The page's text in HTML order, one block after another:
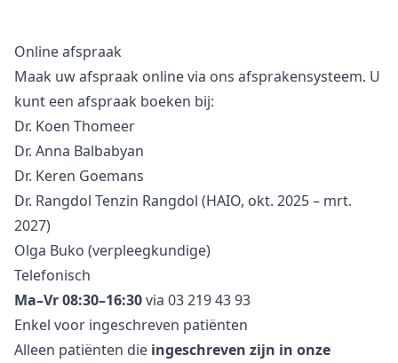
Online afspraak
Maak uw afspraak online via ons afsprakensysteem. U
kunt een afspraak boeken bij:
Dr. Koen Thomeer
Dr. Anna Balbabyan
Dr. Keren Goemans
Dr. Rangdol Tenzin Rangdol (HAIO, okt. 2025 – mrt.
2027)
Olga Buko (verpleegkundige)
Telefonisch
Ma–Vr 08:30–16:30via 03 219 43 93
Enkel voor ingeschreven patiënten
Alleen patiënten die ingeschreven zijn in onze